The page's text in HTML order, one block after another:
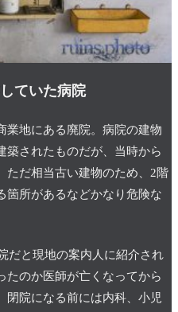
ていた病院
業地にある廃院。病院の建物
築されたものだが、当時から
ただ相当古い建物のため、2階
箇所があるなどかなり危険な
だと現地の案内人に紹介され
たのか医師が亡くなってから
閉院になる前には内科、小児